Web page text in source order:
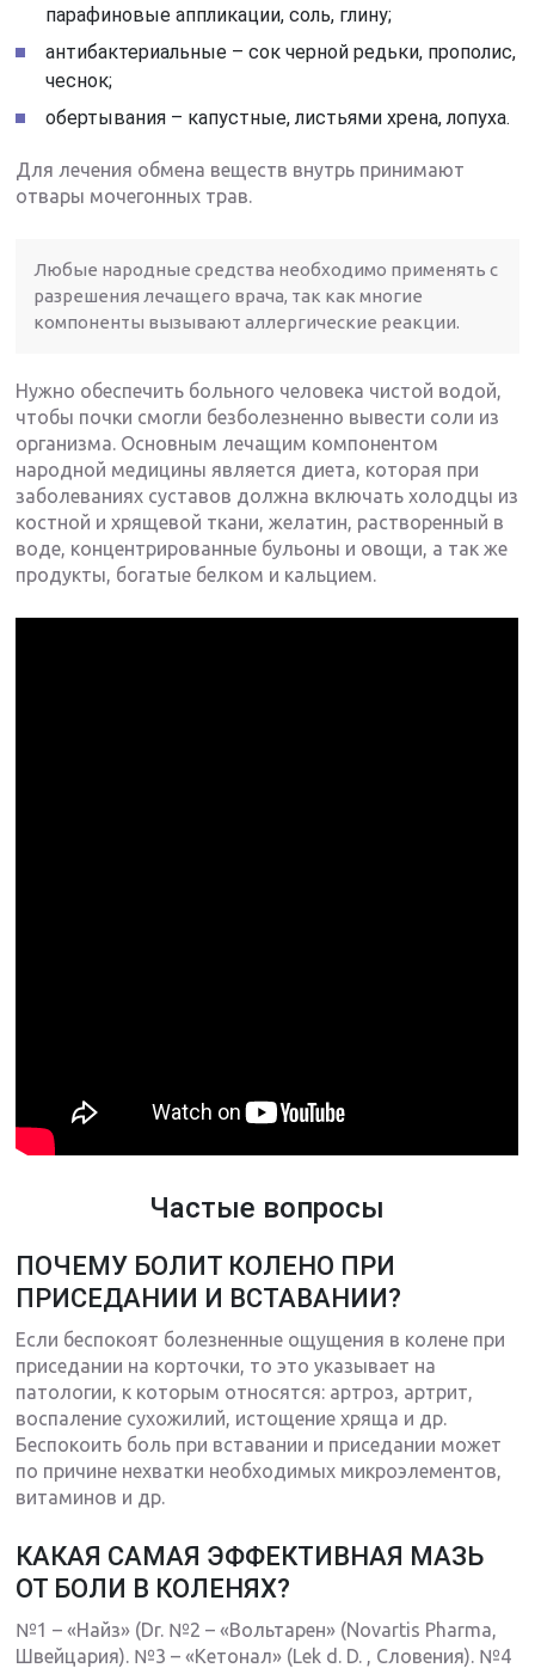
парафиновые аппликации, соль, глину;
антибактериальные – сок черной редьки, прополис,
чеснок;
обертывания – капустные, листьями хрена, лопуха.
Для лечения обмена веществ внутрь принимают
отвары мочегонных трав.
Любые народные средства необходимо применять с
разрешения лечащего врача, так как многие
компоненты вызывают аллергические реакции.
Нужно обеспечить больного человека чистой водой,
чтобы почки смогли безболезненно вывести соли из
организма. Основным лечащим компонентом
народной медицины является диета, которая при
заболеваниях суставов должна включать холодцы из
костной и хрящевой ткани, желатин, растворенный в
воде, концентрированные бульоны и овощи, а так же
продукты, богатые белком и кальцием.
Частые вопросы
ПОЧЕМУ БОЛИТ КОЛЕНО ПРИ
ПРИСЕДАНИИ И ВСТАВАНИИ?
Если беспокоят болезненные ощущения в колене при
приседании на корточки, то это указывает на
патологии, к которым относятся: артроз, артрит,
воспаление сухожилий, истощение хряща и др.
Беспокоить боль при вставании и приседании может
по причине нехватки необходимых микроэлементов,
витаминов и др.
КАКАЯ САМАЯ ЭФФЕКТИВНАЯ МАЗЬ
ОТ БОЛИ В КОЛЕНЯХ?
№1 – «Найз» (Dr. №2 – «Вольтарен» (Novartis Pharma,
Швейцария). №3 – «Кетонал» (Lek d. D. , Словения). №4